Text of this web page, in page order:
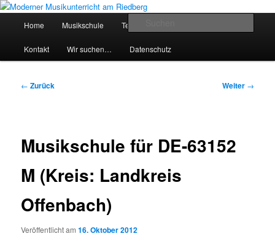
Zum
wechseln
Moderner Musikunterricht am
Home Musikschule Team
Kontakt Wir suchen… Datenschutz
Beitragsnavigation
← Zurück Weiter →
Musikschule für DE-63152
M (Kreis: Landkreis
Offenbach)
Veröffentlicht am16. Oktober 2012